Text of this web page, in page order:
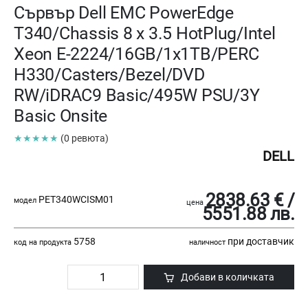
Сървър Dell EMC PowerEdge
T340/Chassis 8 x 3.5 HotPlug/Intel
Xeon E-2224/16GB/1x1TB/PERC
H330/Casters/Bezel/DVD
RW/iDRAC9 Basic/495W PSU/3Y
Basic Onsite
★★★★★ (0 ревюта)
DELL
модел PET340WCISM01 цена 2838.63 € /
5551.88 лв.
код на продукта 5758 наличност при доставчик
Добави в количката